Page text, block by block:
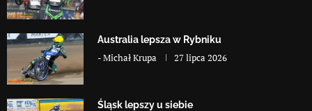
Australia lepsza w Rybniku
-Michał Krupa 27 lipca 2026
Śląsk lepszy u siebie